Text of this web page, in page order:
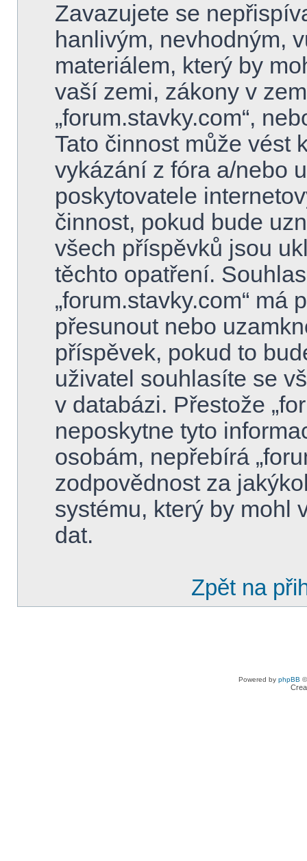
Zavazujete se
hanlivým, nevhodným,
materiálem, který by
vaší zemi, zákony v
„forum.stavky.com“,
Tato činnost může vést
vykázání z fóra a/nebo
poskytovatele
činnost, pokud bude
všech příspěvků jsou
těchto opatření.
„forum.stavky.com“ má
přesunout nebo
příspěvek, pokud to
uživatel souhlasíte se
v databázi. Přestože
neposkytne tyto
osobám, nepřebírá
zodpovědnost za
systému, který by mohl
dat.
Zpět na
Powered by phpBB